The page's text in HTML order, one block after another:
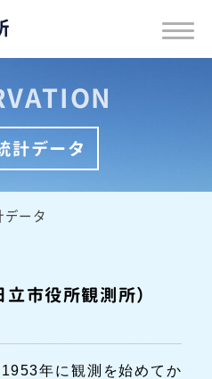
計データ
ータ
市役所観測所）
年に観測を始めてか